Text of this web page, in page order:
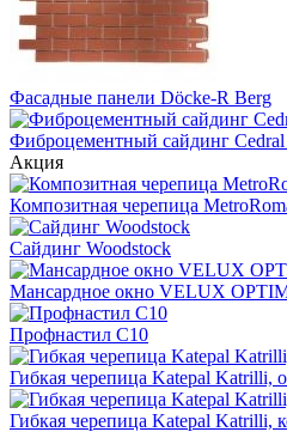
Фасадные панели Döcke-R Berg
Фиброцементный сайдинг Cedral
Акция
Композитная черепица
Cайдинг Woodstock
Мансардное окно VELUX
Профнастил С10
Гибкая черепица Katepal Katrilli,
Гибкая черепица Katepal Katrilli,